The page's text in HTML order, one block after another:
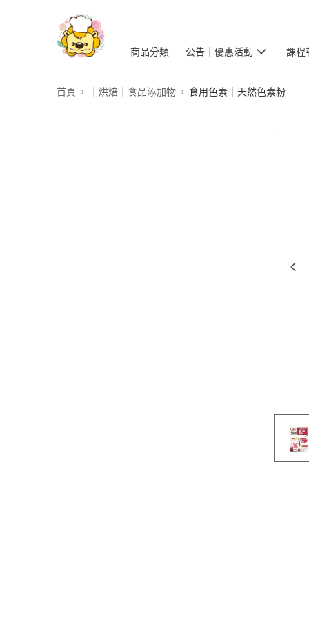
商品分類 公告｜優惠活動 課程
首頁 ｜烘焙｜食品添加物 食用色素｜天然色素粉